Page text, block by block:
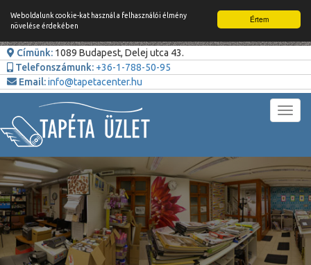
Értem
Weboldalunk cookie-kat használ a felhasználói élmény
növelése érdekében
Címünk: 1089 Budapest, Delej utca 43.
Telefonszámunk: +36-1-788-50-95
Email:info@tapetacenter.hu